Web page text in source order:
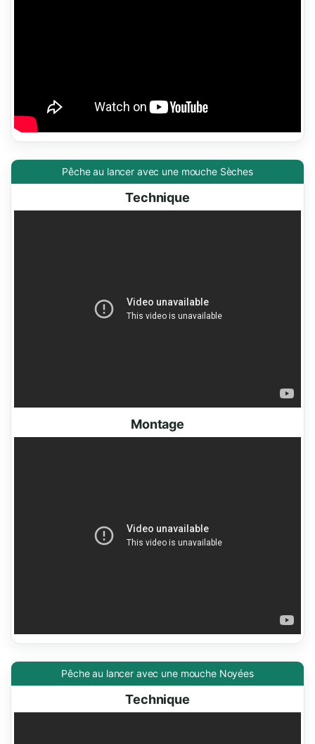
Pêche au lancer avec une mouche Sèches
Technique
Montage
Pêche au lancer avec une mouche Noyées
Technique